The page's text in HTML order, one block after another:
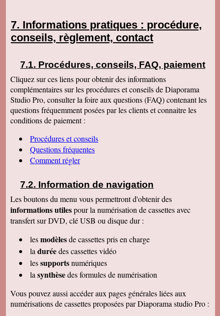
Informations pratiques : procédure,
conseils, règlement, contact
Procédures, conseils, FAQ, paiement
Cliquez sur ces liens pour obtenir des informations
complémentaires sur les procédures et conseils de Diaporama
Studio Pro, consulter la foire aux questions (FAQ) contenant les
questions fréquemment posées par les clients et connaitre les
conditions de paiement :
Procédures et conseils
Questions fréquentes
Comment régler
Information de navigation
Les boutons du menu vous permettront d'obtenir des
informations utilespour la numérisation de cassettes avec
transfert sur DVD, clé USB ou disque dur :
lesmodèlesde cassettes pris en charge
la duréedes cassettes vidéo
lessupportsnumériques
la synthèsedes formules de numérisation
Vous pouvez aussi accéder aux pages générales liées aux
numérisations de cassettes proposées par Diaporama studio Pro :